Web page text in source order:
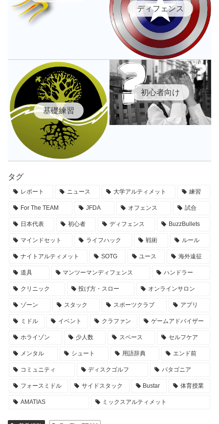
ディフェンス
基礎練習
初心者向け
タグ
レポート ニュース 大学アルティメット 練習
For The TEAM JFDA オフェンス 試合
日本代表 初心者 ディフェンス BuzzBullets
マインドセット ライフハック 戦術 ルール
ナイトアルティメット SOTG ユース 海外遠征
道具 マンツーマンディフェンス ハンドラー
クリニック 投げ方・スロー オンラインサロン
ゾーン スタック スポーツクラブ アプリ
ミドル イベント クラファン ゲームアドバイザー
ホライゾン 少人数 スペース セルフケア
メンタル シュート 用語辞典 エンド前
コミュニティ ディスクゴルフ パタゴニア
フォースミドル サイドスタック Bustar 体育授業
AMATIAS ミックスアルティメット